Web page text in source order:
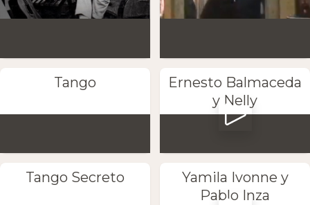
Tango
Ernesto Balmaceda
y Nelly
Tango Secreto
Yamila Ivonne y
Pablo Inza